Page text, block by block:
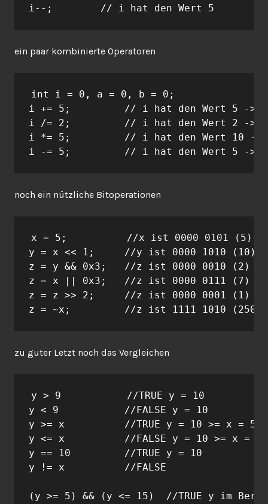
i--;        // i hat den Wert 5
ein paar kombinierte Operatoren
int i = 0, a = 0, b = 0;
i += 5;         // i hat den Wert 5 ->
i /= 2;         // i hat den Wert 2 ->
i *= 5;         // i hat den Wert 10 -
i -= 5;         // i hat den Wert 5 -
noch ein nützliche Bitoperationen
x = 5;          //x ist 0000 0101 (5)
y = x << 1;     //y ist 0000 1010 (10)
z = y && 0x3;   //z ist 0000 0010 (2)
z = x || 0x3;   //z ist 0000 0111 (7)
z = z >> 2;     //z ist 0000 0001 (1)
z = ~x;         //z ist 1111 1010 (250)
zu guter Letzt noch das Vergleichen
y > 9           //TRUE y = 10
y < 9           //FALSE y = 10
y >= x          //TRUE y = 10 >= x = 5
y <= x          //FALSE y = 10 >= x = 5
y == 10         //TRUE y = 10
y != x          //FALSE
(y >= 5) && (y <= 15)  //TRUE y im